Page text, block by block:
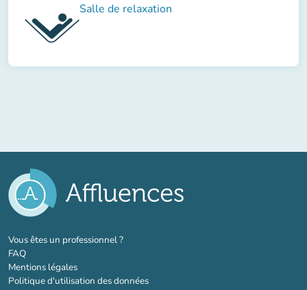
Salle de relaxation
Vous êtes un professionnel ?(nouvel onglet)
FAQ
Mentions légales
Politique d'utilisation des données